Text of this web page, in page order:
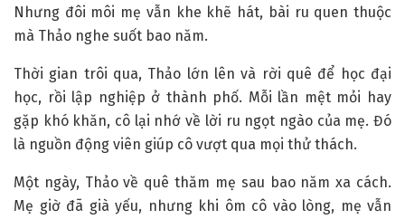
Nhưng đôi môi mẹ vẫn khe khẽ hát, bài ru quen thuộc
mà Thảo nghe suốt bao năm.
Thời gian trôi qua, Thảo lớn lên và rời quê để học đại
học, rồi lập nghiệp ở thành phố. Mỗi lần mệt mỏi hay
gặp khó khăn, cô lại nhớ về lời ru ngọt ngào của mẹ. Đó
là nguồn động viên giúp cô vượt qua mọi thử thách.
Một ngày, Thảo về quê thăm mẹ sau bao năm xa cách.
Mẹ giờ đã già yếu, nhưng khi ôm cô vào lòng, mẹ vẫn